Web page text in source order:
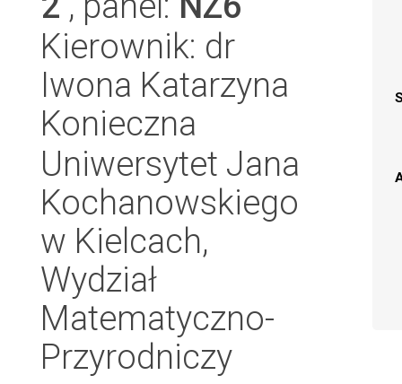
Kierownik: dr
Iwona Katarzyna
Konieczna
Uniwersytet Jana
Kochanowskiego
w Kielcach,
Wydział
Matematyczno-
Przyrodniczy